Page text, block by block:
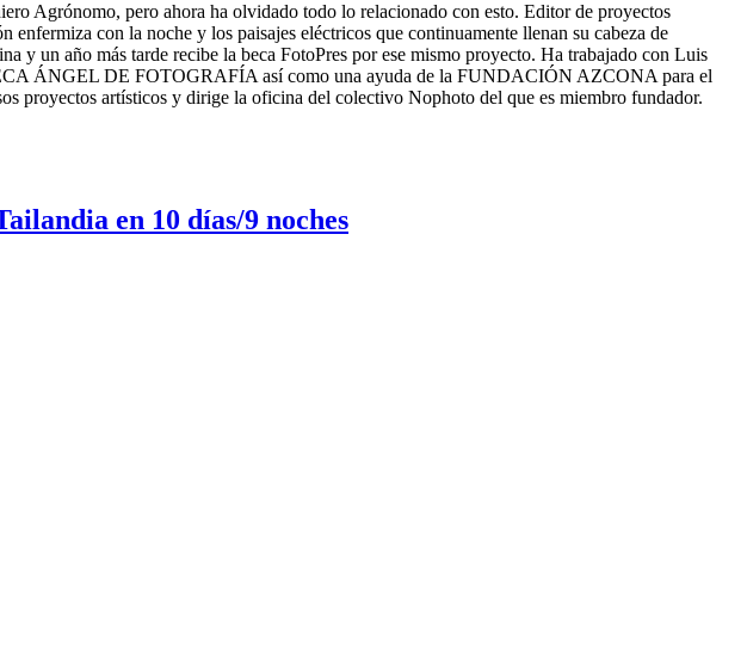
Agrónomo, pero ahora ha olvidado todo lo relacionado con esto. Editor de proyectos
con la noche y los paisajes eléctricos que continuamente llenan su cabeza de
y un año más tarde recibe la beca FotoPres por ese mismo proyecto. Ha trabajado con Luis
ÁNGEL DE FOTOGRAFÍA así como una ayuda de la FUNDACIÓN AZCONA para el
proyectos artísticos y dirige la oficina del colectivo Nophoto del que es miembro fundador.
en 10 días/9 noches